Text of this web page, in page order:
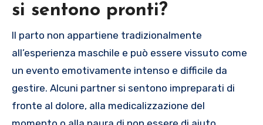
si sentono pronti?
Il parto non appartiene tradizionalmente
all’esperienza maschile e può essere vissuto come
un evento emotivamente intenso e difficile da
gestire. Alcuni partner si sentono impreparati di
fronte al dolore, alla medicalizzazione del